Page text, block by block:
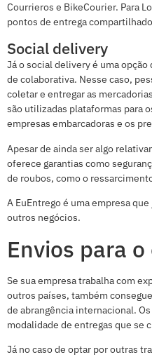
Courrieros e BikeCourier. Para
pontos de entrega
Social delivery
Já o social delivery é uma
de colaborativa. Nesse caso,
coletar e entregar as
são utilizadas plataformas para
empresas embarcadoras e os
Apesar de ainda ser algo
oferece garantias como
de roubos, como o
A EuEntrego é uma empresa
outros negócios.
Envios para
Se sua empresa trabalha com
outros países, também
de abrangência internacional.
modalidade de entregas que se
Já no caso de optar por outras